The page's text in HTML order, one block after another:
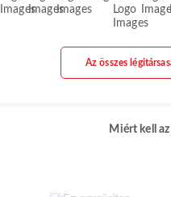
Az összes
Miért kell